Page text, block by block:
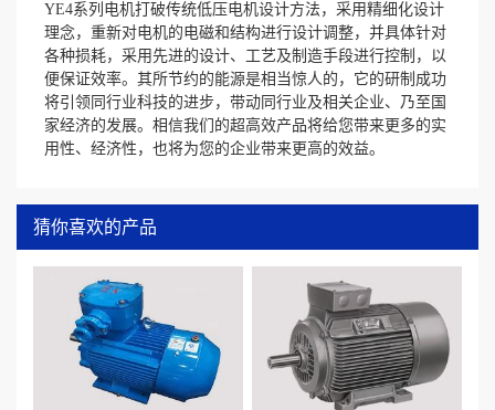
YE4系列电机打破传统低压电机设计方法，采用精细化设计
理念，重新对电机的电磁和结构进行设计调整，并具体针对
各种损耗，采用先进的设计、工艺及制造手段进行控制，以
便保证效率。其所节约的能源是相当惊人的，它的研制成功
将引领同行业科技的进步，带动同行业及相关企业、乃至国
家经济的发展。相信我们的超高效产品将给您带来更多的实
用性、经济性，也将为您的企业带来更高的效益。
猜你喜欢的产品